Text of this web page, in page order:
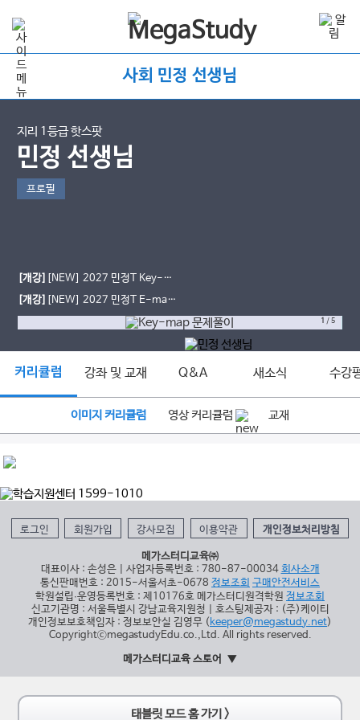
사회 민정 선생님
지리 1등급 핫스팟
민정 선생님
프로필
[개강] [NEW] 2027 민정T Key-
map 문제풀이 OPEN
[개강] [NEW] 2027 민정T E-map
심화개념 OPEN
1 /5
커리큘럼 강좌 및 교재 Q&A 새소식 수강
이미지 커리큘럼 영상 커리큘럼 교재
로그인 회원가입 강사모집 이용약관 개인정보처리방침
메가스터디교육㈜
대표이사 : 손성은 | 사업자등록번호 : 780-87-00034 회사소개
통신판매번호 : 2015-서울서초-0678 정보조회 구매안전서비스
학원설립∙운영등록번호 : 제10176호 메가스터디원격학원 정보조회
신고기관명 : 서울특별시 강남교육지원청 | 호스팅제공자 : (주)케이티
개인정보보호책임자 : 정보보안실 김영무 (keeper@megastudy.net)
CopyrightⓒmegastudyEdu.co.,Ltd. All rights reserved.
메가스터디교육 스토어
태블릿 모드 홈 가기 >